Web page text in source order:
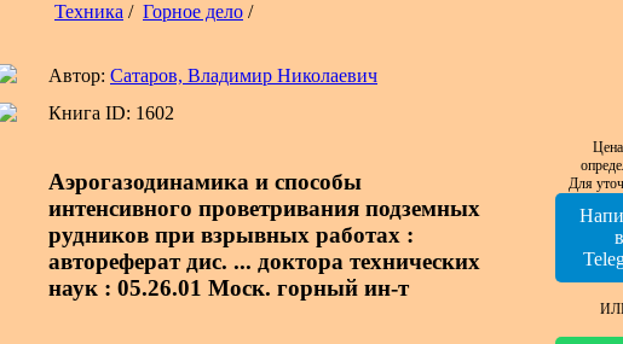
Техника / Горное дело /
Автор: Сатаров, Владимир Николаевич
Книга ID: 1602
Аэрогазодинамика и способы
интенсивного проветривания подземных
рудников при взрывных работах :
автореферат дис. ... доктора технических
наук : 05.26.01 Моск. горный ин-т
Для
в